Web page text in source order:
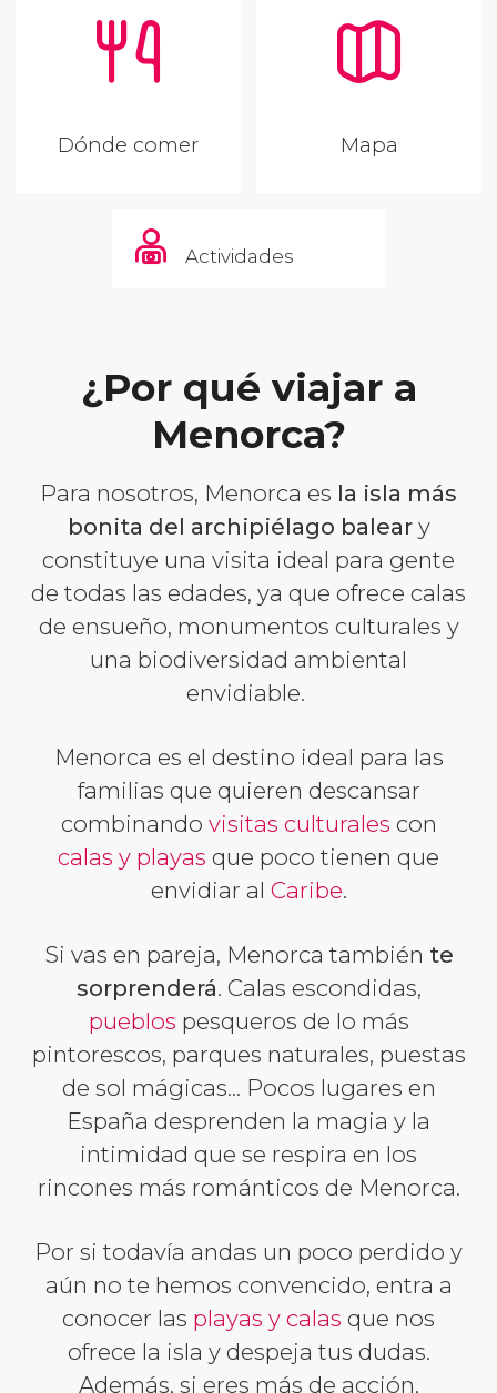
Dónde comer Mapa
Actividades
¿Por qué viajar a
Menorca?
Para nosotros, Menorca es la isla más
bonita del archipiélago baleary
constituye una visita ideal para gente
de todas las edades, ya que ofrece calas
de ensueño, monumentos culturales y
una biodiversidad ambiental
envidiable.
Menorca es el destino ideal para las
familias que quieren descansar
combinando visitas culturales con
calas y playas que poco tienen que
envidiar al Caribe.
Si vas en pareja, Menorca también te
sorprenderá. Calas escondidas,
pueblos pesqueros de lo más
pintorescos, parques naturales, puestas
de sol mágicas... Pocos lugares en
España desprenden la magia y la
intimidad que se respira en los
rincones más románticos de Menorca.
Por si todavía andas un poco perdido y
aún no te hemos convencido, entra a
conocer las playas y calas que nos
ofrece la isla y despeja tus dudas.
Además, si eres más de acción,